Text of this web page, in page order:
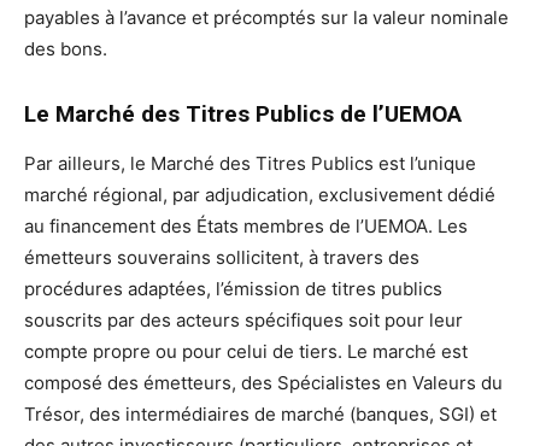
payables à l’avance et précomptés sur la valeur nominale
des bons.
Le Marché des Titres Publics de l’UEMOA
Par ailleurs, le Marché des Titres Publics est l’unique
marché régional, par adjudication, exclusivement dédié
au financement des États membres de l’UEMOA. Les
émetteurs souverains sollicitent, à travers des
procédures adaptées, l’émission de titres publics
souscrits par des acteurs spécifiques soit pour leur
compte propre ou pour celui de tiers. Le marché est
composé des émetteurs, des Spécialistes en Valeurs du
Trésor, des intermédiaires de marché (banques, SGI) et